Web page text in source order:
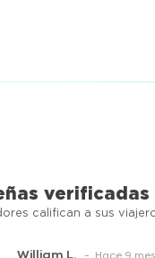
verificadas
califican a sus